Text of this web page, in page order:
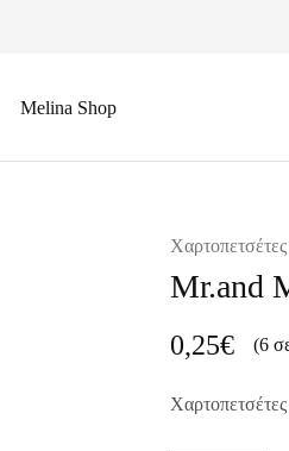
Χαρτοπετσέτες
Mr.and
0,25€ (6